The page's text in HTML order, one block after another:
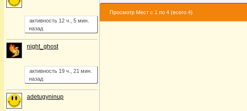
Просмотр Мест с 1 по 4 (всего 4)
активность 12 ч., 5 мин.
назад
night_ghost
активность 19 ч., 21 мин.
назад
adetugyninup